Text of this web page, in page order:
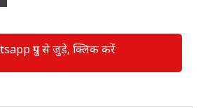
ग्रुप से जुड़े, क्लिक करें